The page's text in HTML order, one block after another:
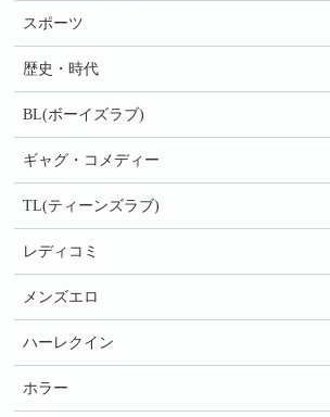
スポーツ
歴史・時代
BL(ボーイズラブ)
ギャグ・コメディー
TL(ティーンズラブ)
レディコミ
メンズエロ
ハーレクイン
ホラー